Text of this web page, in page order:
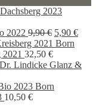
2023
2022 9,90€
Preis
9,90 €
5,90 €
5,90
Born
32,50 €
Dr. Lindicke Glanz &
Born
10,50 €